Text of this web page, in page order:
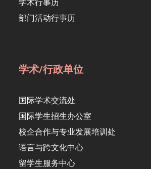
部门活动行事历
学术/行政单位
国际学术交流处
国际学生招生办公室
校企合作与专业发展培训处
语言与跨文化中心
留学生服务中心